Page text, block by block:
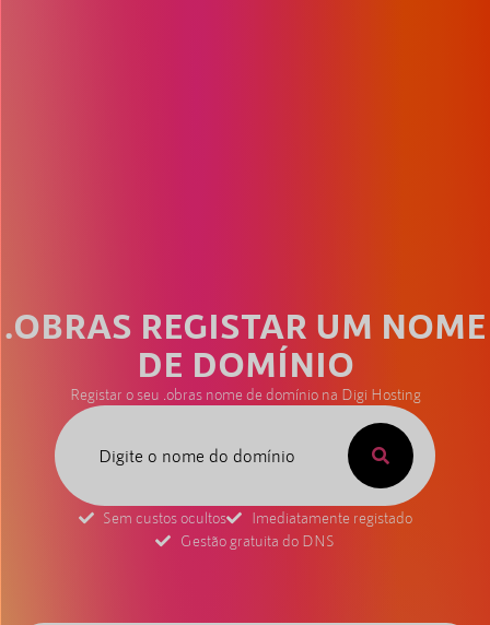
.OBRAS REGISTAR UM NOME
DE DOMÍNIO
Registar o seu .obras nome de domínio na Digi Hosting
Sem custos ocultos
Imediatamente registado
Gestão gratuita do DNS